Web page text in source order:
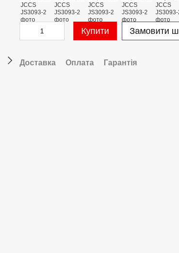
Купити Замовити
Доставка Оплата Гарантія